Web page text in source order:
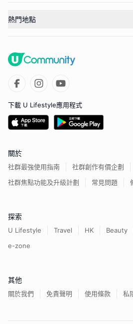
熱門地點
下載 U Lifestyle應用程式
關於
社群最強使用指南
社群創作有價企劃
社群焦點功能及升級計劃
常見問題
探索
U Lifestyle Travel HK Beauty
e-zone
其他
關於我們 免責聲明 使用條款 私